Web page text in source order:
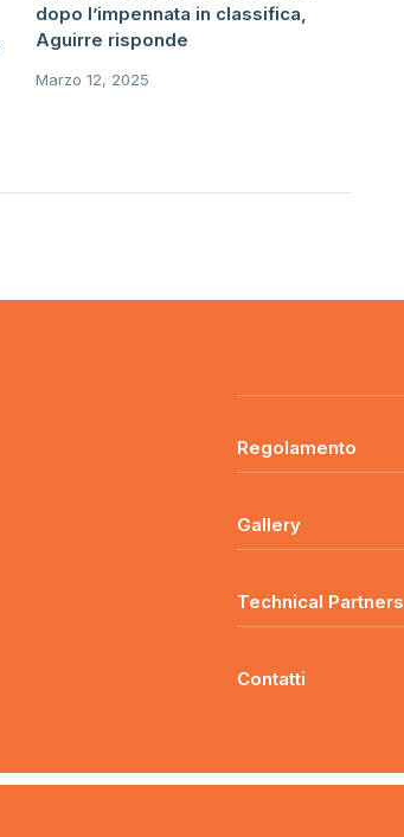
dopo l’impennata in classifica,
Aguirre risponde
Marzo 12, 2025
Regolamento
Gallery
Technical Partners
Contatti